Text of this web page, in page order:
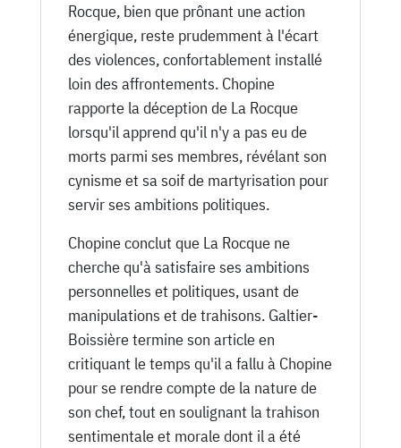
Rocque, bien que prônant une action
énergique, reste prudemment à l'écart
des violences, confortablement installé
loin des affrontements. Chopine
rapporte la déception de La Rocque
lorsqu'il apprend qu'il n'y a pas eu de
morts parmi ses membres, révélant son
cynisme et sa soif de martyrisation pour
servir ses ambitions politiques.
Chopine conclut que La Rocque ne
cherche qu'à satisfaire ses ambitions
personnelles et politiques, usant de
manipulations et de trahisons. Galtier-
Boissière termine son article en
critiquant le temps qu'il a fallu à Chopine
pour se rendre compte de la nature de
son chef, tout en soulignant la trahison
sentimentale et morale dont il a été